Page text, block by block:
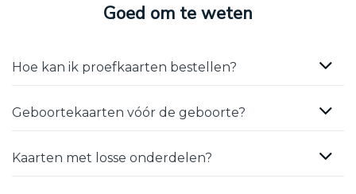
Goed om te weten
Hoe kan ik proefkaarten bestellen?
Geboortekaarten vóór de geboorte?
Kaarten met losse onderdelen?